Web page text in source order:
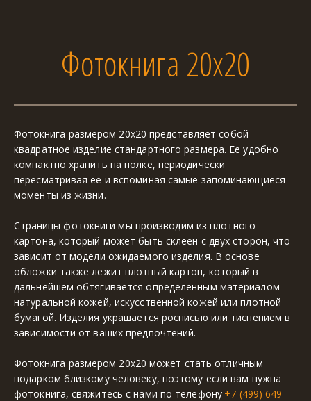
Фотокнига 20х20
Фотокнига размером 20х20 представляет собой
квадратное изделие стандартного размера. Ее удобно
компактно хранить на полке, периодически
пересматривая ее и вспоминая самые запоминающиеся
моменты из жизни.
Страницы фотокниги мы производим из плотного
картона, который может быть склеен с двух сторон, что
зависит от модели ожидаемого изделия. В основе
обложки также лежит плотный картон, который в
дальнейшем обтягивается определенным материалом –
натуральной кожей, искусственной кожей или плотной
бумагой. Изделия украшается росписью или тиснением в
зависимости от ваших предпочтений.
Фотокнига размером 20х20 может стать отличным
подарком близкому человеку, поэтому если вам нужна
фотокнига, свяжитесь с нами по телефону +7 (499) 649-